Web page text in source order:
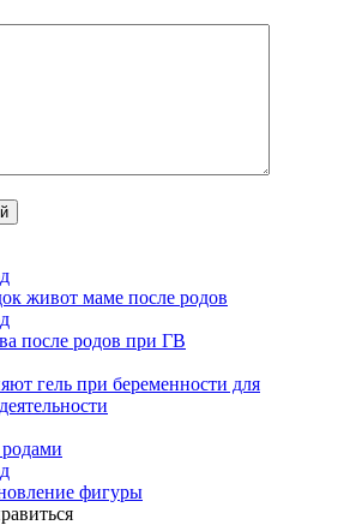
живот маме после родов
после родов при ГВ
гель при беременности для
фигуры